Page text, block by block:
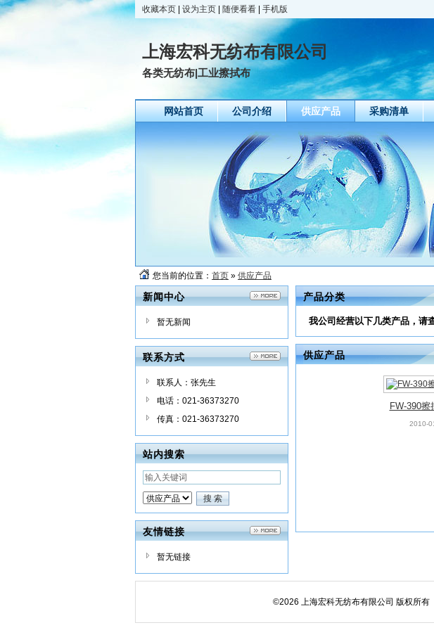
收藏本页 设为主页 随便看看 手机版
上海宏科无纺布有限公司
各类无纺布|工业擦拭布
网站首页 公司介绍 供应产品 采购清单
您当前的位置： 首页 » 供应产品
新闻中心
暂无新闻
联系方式
联系人：张先生
电话：021-36373270
传真：021-36373270
站内搜索
友情链接
暂无链接
产品分类
我公司经营以下几类产品，请
供应产品
FW-390擦
2010-
©2026 上海宏科无纺布有限公司 版权所有